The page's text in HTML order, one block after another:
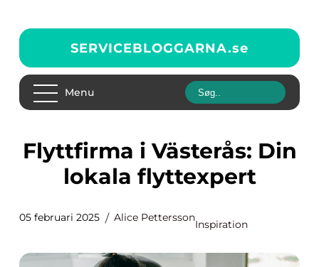
SERVICEBLOGGARNA.se
Menu
Flyttfirma i Västerås: Din
lokala flyttexpert
05 februari 2025 Alice Pettersson
Inspiration